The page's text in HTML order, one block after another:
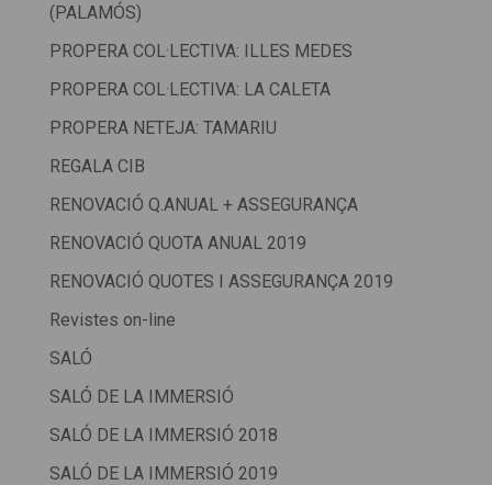
(PALAMÓS)
PROPERA COL·LECTIVA: ILLES MEDES
PROPERA COL·LECTIVA: LA CALETA
PROPERA NETEJA: TAMARIU
REGALA CIB
RENOVACIÓ Q.ANUAL + ASSEGURANÇA
RENOVACIÓ QUOTA ANUAL 2019
RENOVACIÓ QUOTES I ASSEGURANÇA 2019
Revistes on-line
SALÓ
SALÓ DE LA IMMERSIÓ
SALÓ DE LA IMMERSIÓ 2018
SALÓ DE LA IMMERSIÓ 2019